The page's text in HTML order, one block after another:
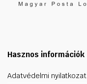
Hasznos információk
Adatvédelmi nyilatkozat